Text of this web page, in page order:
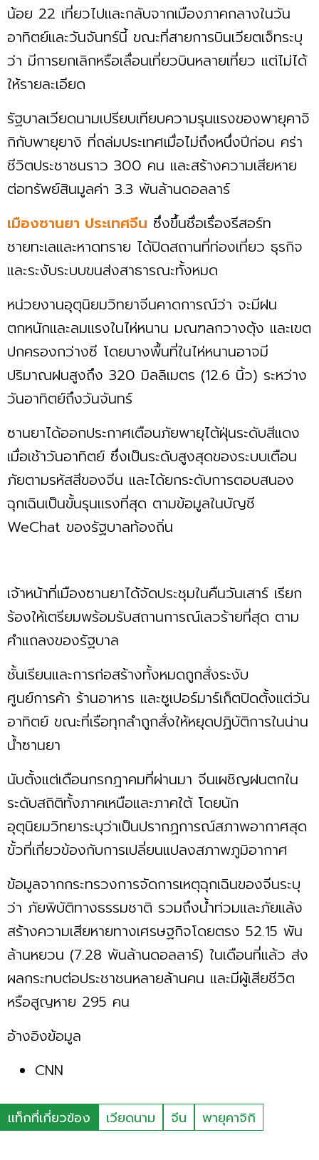
น้อย 22 เที่ยวไปและกลับจากเมืองภาคกลางในวัน
อาทิตย์และวันจันทร์นี้ ขณะที่สายการบินเวียตเจ็ทระบุ
ว่า มีการยกเลิกหรือเลื่อนเที่ยวบินหลายเที่ยว แต่ไม่ได้
ให้รายละเอียด
รัฐบาลเวียดนามเปรียบเทียบความรุนแรงของพายุคาจิ
กิกับพายุยางิ ที่ถล่มประเทศเมื่อไม่ถึงหนึ่งปีก่อน คร่า
ชีวิตประชาชนราว 300 คน และสร้างความเสียหาย
ต่อทรัพย์สินมูลค่า 3.3 พันล้านดอลลาร์
เมืองซานยา ประเทศจีน ซึ่งขึ้นชื่อเรื่องรีสอร์ท
ชายทะเลและหาดทราย ได้ปิดสถานที่ท่องเที่ยว ธุรกิจ
และระงับระบบขนส่งสาธารณะทั้งหมด
หน่วยงานอุตุนิยมวิทยาจีนคาดการณ์ว่า จะมีฝน
ตกหนักและลมแรงในไห่หนาน มณฑลกวางตุ้ง และเขต
ปกครองกว่างซี โดยบางพื้นที่ในไห่หนานอาจมี
ปริมาณฝนสูงถึง 320 มิลลิเมตร (12.6 นิ้ว) ระหว่าง
วันอาทิตย์ถึงวันจันทร์
ซานยาได้ออกประกาศเตือนภัยพายุไต้ฝุ่นระดับสีแดง
เมื่อเช้าวันอาทิตย์ ซึ่งเป็นระดับสูงสุดของระบบเตือน
ภัยตามรหัสสีของจีน และได้ยกระดับการตอบสนอง
ฉุกเฉินเป็นขั้นรุนแรงที่สุด ตามข้อมูลในบัญชี
WeChat ของรัฐบาลท้องถิ่น
เจ้าหน้าที่เมืองซานยาได้จัดประชุมในคืนวันเสาร์ เรียก
ร้องให้เตรียมพร้อมรับสถานการณ์เลวร้ายที่สุด ตาม
คำแถลงของรัฐบาล
ชั้นเรียนและการก่อสร้างทั้งหมดถูกสั่งระงับ
ศูนย์การค้า ร้านอาหาร และซูเปอร์มาร์เก็ตปิดตั้งแต่วัน
อาทิตย์ ขณะที่เรือทุกลำถูกสั่งให้หยุดปฏิบัติการในน่าน
น้ำซานยา
นับตั้งแต่เดือนกรกฎาคมที่ผ่านมา จีนเผชิญฝนตกใน
ระดับสถิติทั้งภาคเหนือและภาคใต้ โดยนัก
อุตุนิยมวิทยาระบุว่าเป็นปรากฏการณ์สภาพอากาศสุด
ขั้วที่เกี่ยวข้องกับการเปลี่ยนแปลงสภาพภูมิอากาศ
ข้อมูลจากกระทรวงการจัดการเหตุฉุกเฉินของจีนระบุ
ว่า ภัยพิบัติทางธรรมชาติ รวมถึงน้ำท่วมและภัยแล้ง
สร้างความเสียหายทางเศรษฐกิจโดยตรง 52.15 พัน
ล้านหยวน (7.28 พันล้านดอลลาร์) ในเดือนที่แล้ว ส่ง
ผลกระทบต่อประชาชนหลายล้านคน และมีผู้เสียชีวิต
หรือสูญหาย 295 คน
อ้างอิงข้อมูล
CNN
แท็กที่เกี่ยวข้อง เวียดนาม จีน พายุคาจิกิ